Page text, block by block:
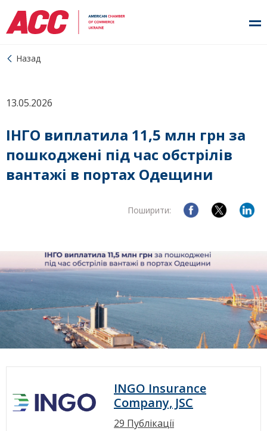
Назад
13.05.2026
ІНГО виплатила 11,5 млн грн за
пошкоджені під час обстрілів
вантажі в портах Одещини
Поширити:
INGO Insurance
Company, JSC
29 Публікації